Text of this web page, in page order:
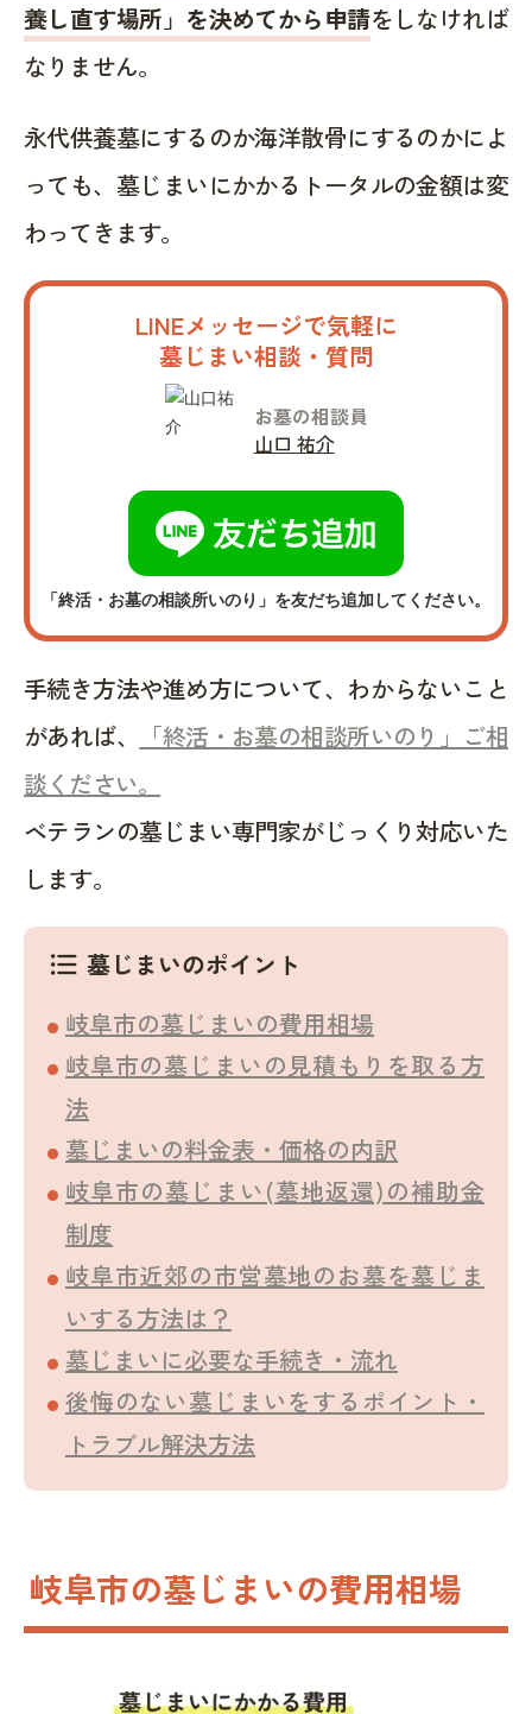
養し直す場所」を決めてから申請をしなければ
なりません。
永代供養墓にするのか海洋散骨にするのかによ
っても、墓じまいにかかるトータルの金額は変
わってきます。
LINEメッセージで気軽に
墓じまい相談・質問
お墓の相談員
山口 祐介
「終活・お墓の相談所いのり」を友だち追加してください。
手続き方法や進め方について、わからないこと
があれば、
「終活・お墓の相談所いのり」ご相
談ください。
ベテランの墓じまい専門家がじっくり対応いた
します。
format_list_bulleted 墓じまいのポイント
岐阜市の墓じまいの費用相場
岐阜市の墓じまいの見積もりを取る方
法
墓じまいの料金表・価格の内訳
岐阜市の墓じまい(墓地返還)の補助金
制度
岐阜市近郊の市営墓地のお墓を墓じま
いする方法は？
墓じまいに必要な手続き・流れ
後悔のない墓じまいをするポイント・
トラブル解決方法
岐阜市の墓じまいの費用相場